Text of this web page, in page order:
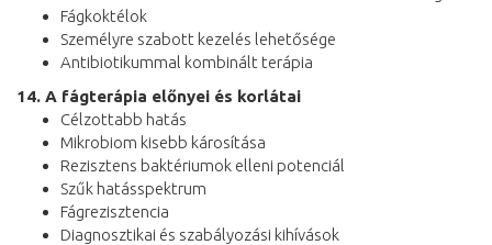
Fágkoktélok
Személyre szabott kezelés lehetősége
Antibiotikummal kombinált terápia
14. A fágterápia előnyei és korlátai
Célzottabb hatás
Mikrobiom kisebb károsítása
Rezisztens baktériumok elleni potenciál
Szűk hatásspektrum
Fágrezisztencia
Diagnosztikai és szabályozási kihívások